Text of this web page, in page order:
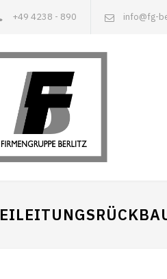
+49 4238 - 890 info@fg-